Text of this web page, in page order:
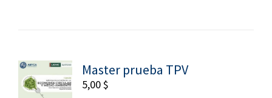
Master prueba TPV
5,00$